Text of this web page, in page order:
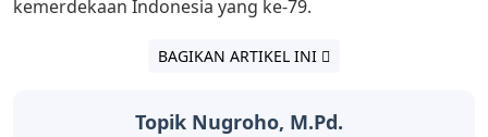
kemerdekaan Indonesia yang ke-79.
BAGIKAN ARTIKEL INI
Topik Nugroho, M.Pd.